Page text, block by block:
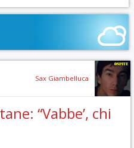
Sax Giambelluca
“Vabbe’, chi